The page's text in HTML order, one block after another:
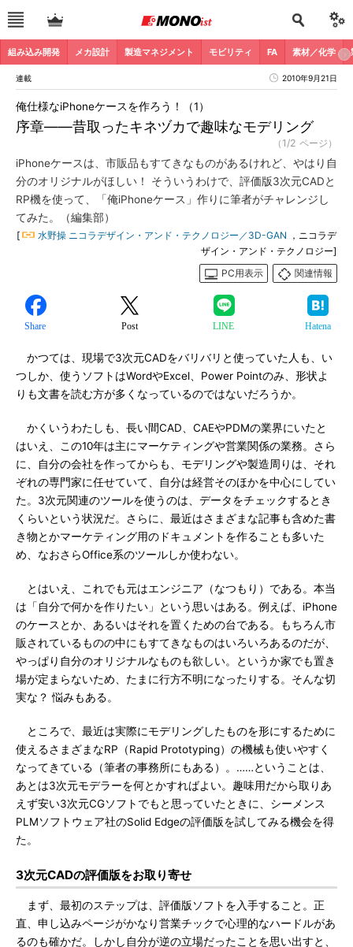
組み込み開発 メカ設計 製造マネジメント モビリティ FA 素材／化学
連載 2010年9月21日
序章――昔取ったキネヅカで趣味なモデリング
俺仕様なiPhoneケースを作ろう！（1）
（1/2 ページ）
iPhoneケースは、市販品もすてきなものがあるけれど、やはり自
分のオリジナルがほしい！ そういうわけで、評価版3次元CADと
RP機を使って、「俺iPhoneケース」作りに筆者がチャレンジし
てみた。（編集部）
[ 水野操 ニコラデザイン・アンド・テクノロジー／3D-GAN ，ニコラデ
ザイン・アンド・テクノロジー]
PC用表示
関連情報
Share Post LINE Hatena
かつては、現場で3次元CADをバリバリと使っていた人も、い
つしか、使うソフトはWordやExcel、Power Pointのみ、形状よ
りも文書を読む方が多くなっているのではないだろうか。
かくいうわたしも、長い間CAD、CAEやPDMの業界にいたと
はいえ、この10年は主にマーケティングや営業関係の業務。さら
に、自分の会社を作ってからも、モデリングや製造周りは、それ
ぞれの専門家に任せていて、自分は経営そのほかを中心にしてい
た。3次元関連のツールを使うのは、データをチェックするとき
くらいという状況だ。さらに、最近はさまざまな記事も含めた書
き物とかマーケティング用のドキュメントを作ることも多いた
め、なおさらOffice系のツールしか使わない。
とはいえ、これでも元はエンジニア（なつもり）である。本当
は「自分で何かを作りたい」という思いはある。例えば、iPhone
のケースとか、あるいはそれを置くための台である。もちろん市
販されているものの中にもすてきなものはいろいろあるのだが、
やっぱり自分のオリジナルなものも欲しい。というか家でも置き
場が定まらないため、たまに行方不明になったりする。そんな切
実な？ 悩みもある。
ところで、最近は実際にモデリングしたものを形にするために
使えるさまざまなRP（Rapid Prototyping）の機械も使いやすく
なってきている（筆者の事務所にもある）。……ということは、
あとは3次元モデラーを何とかすればよい。趣味用だから取りあ
えず安い3次元CGソフトでもと思っていたときに、シーメンス
PLMソフトウェア社のSolid Edgeの評価版を試してみる機会を得
た。
3次元CADの評価版をお取り寄せ
まず、最初のステップは、評価版ソフトを入手すること。正
直、申し込みページがかなり営業チックで心理的なハードルがあ
るのも確かだ。しかし自分が逆の立場だったことを思い出すと、